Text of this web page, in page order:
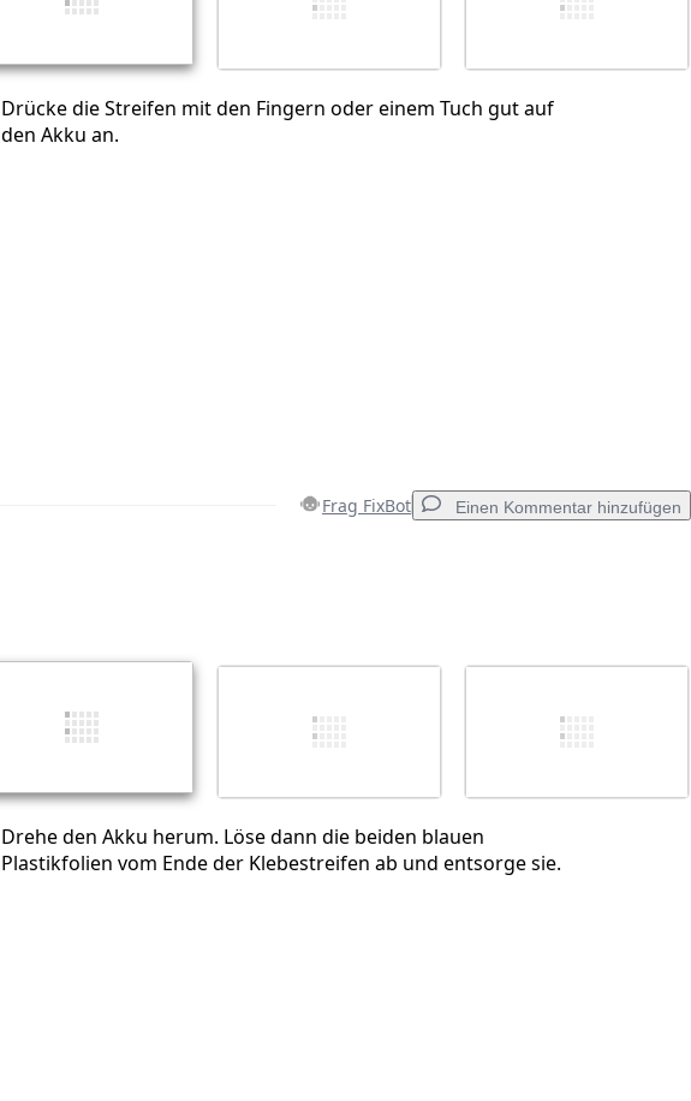
Kommentieren
Drücke die Streifen mit den Fingern oder einem Tuch gut auf
den Akku an.
Frag FixBot Einen Kommentar hinzufügen
Kommentieren
Drehe den Akku herum. Löse dann die beiden blauen
Plastikfolien vom Ende der Klebestreifen ab und entsorge sie.